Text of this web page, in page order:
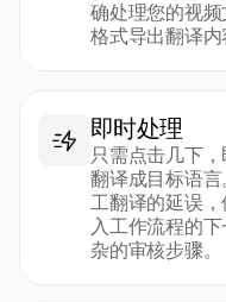
确处理您的视
格式导出翻译内
即时处理
只需点击几下
翻译成目标语
工翻译的延误
入工作流程的
杂的审核步骤。